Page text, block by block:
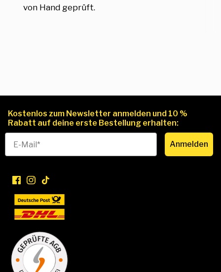
von Hand geprüft.
Kostenlos zum Newsletter anmelden und 10 %
Rabatt auf deine erste Bestellung erhalten:
Anmelden